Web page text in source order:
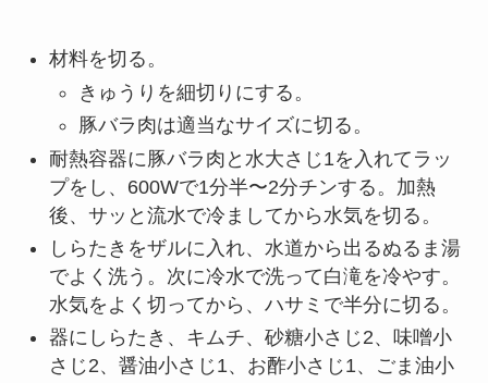
材料を切る。
きゅうりを細切りにする。
豚バラ肉は適当なサイズに切る。
耐熱容器に豚バラ肉と水大さじ1を入れてラッ
プをし、600Wで1分半〜2分チンする。加熱
後、サッと流水で冷ましてから水気を切る。
しらたきをザルに入れ、水道から出るぬるま湯
でよく洗う。次に冷水で洗って白滝を冷やす。
水気をよく切ってから、ハサミで半分に切る。
器にしらたき、キムチ、砂糖小さじ2、味噌小
さじ2、醤油小さじ1、お酢小さじ1、ごま油小